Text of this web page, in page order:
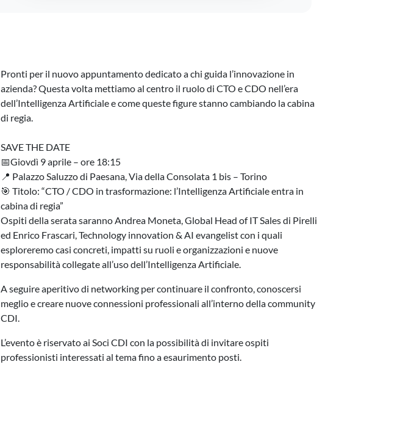
Pronti per il nuovo appuntamento dedicato a chi guida l’innovazione in
azienda? Questa volta mettiamo al centro il ruolo di CTO e CDO nell’era
dell’Intelligenza Artificiale e come queste figure stanno cambiando la cabina
di regia.
SAVE THE DATE
📅Giovdì 9 aprile – ore 18:15
📍 Palazzo Saluzzo di Paesana, Via della Consolata 1 bis – Torino
🎯 Titolo: “CTO / CDO in trasformazione: l’Intelligenza Artificiale entra in
cabina di regia”
Ospiti della serata saranno Andrea Moneta, Global Head of IT Sales di Pirelli
ed Enrico Frascari, Technology innovation & AI evangelist con i quali
esploreremo casi concreti, impatti su ruoli e organizzazioni e nuove
responsabilità collegate all’uso dell’Intelligenza Artificiale.
A seguire aperitivo di networking per continuare il confronto, conoscersi
meglio e creare nuove connessioni professionali all’interno della community
CDI.
L’evento è riservato ai Soci CDI con la possibilità di invitare ospiti
professionisti interessati al tema fino a esaurimento posti.